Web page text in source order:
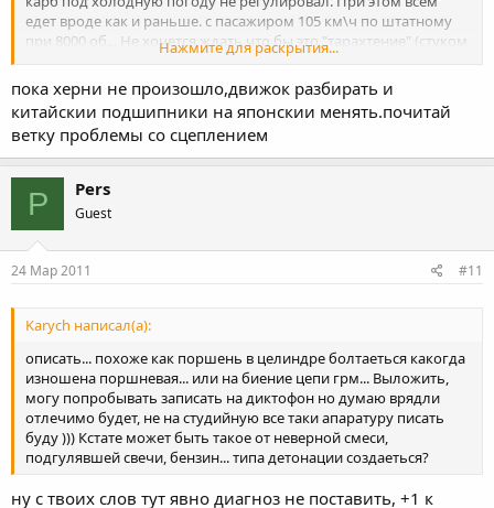
едет вроде как и раньше. с пасажиром 105 км\ч по штатному
при 8000 об... Не хочется ждать что бы это "тарахтение" (стуком
назвать не могу) боком вылезло а предотвратить. но куда
Нажмите для раскрытия...
пока херни не произошло,движок разбирать и
китайскии подшипники на японскии менять.почитай
ветку проблемы со сцеплением
P Pers
Guest
24 Мар 2011 #11
Karych написал(а):
описать... похоже как поршень в целиндре болтаеться какогда
изношена поршневая... или на биение цепи грм... Выложить,
могу попробывать записать на диктофон но думаю врядли
отлечимо будет, не на студийную все таки апаратуру писать
буду ))) Кстате может быть такое от неверной смеси,
подгулявшей свечи, бензин... типа детонации создаеться?
ну с твоих слов тут явно диагноз не поставить, +1 к